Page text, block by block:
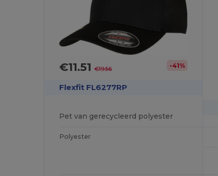
€11.51€19.56 -41%
Flexfit FL6277RP
Pet van gerecycleerd polyester
Polyester